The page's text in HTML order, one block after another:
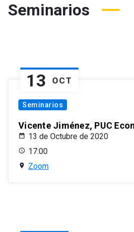
Seminarios
13 OCT
Seminarios
Vicente Jiménez, PUC
13 de Octubre de 2020
17:00
Zoom